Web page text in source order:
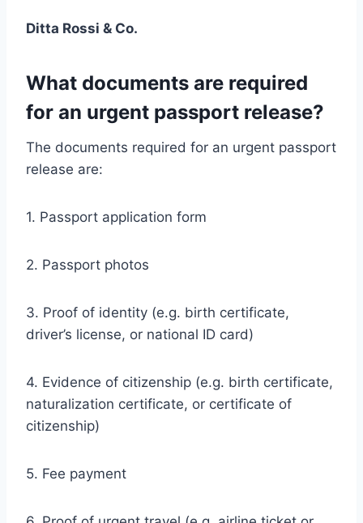
Ditta Rossi & Co.
What documents are required
for an urgent passport release?
The documents required for an urgent passport
release are:
1. Passport application form
2. Passport photos
3. Proof of identity (e.g. birth certificate,
driver’s license, or national ID card)
4. Evidence of citizenship (e.g. birth certificate,
naturalization certificate, or certificate of
citizenship)
5. Fee payment